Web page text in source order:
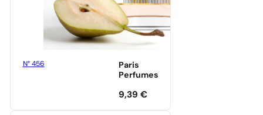
N° 456
Paris
Perfumes
9,39 €